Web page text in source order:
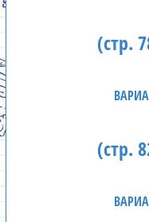
(стр.
(стр.